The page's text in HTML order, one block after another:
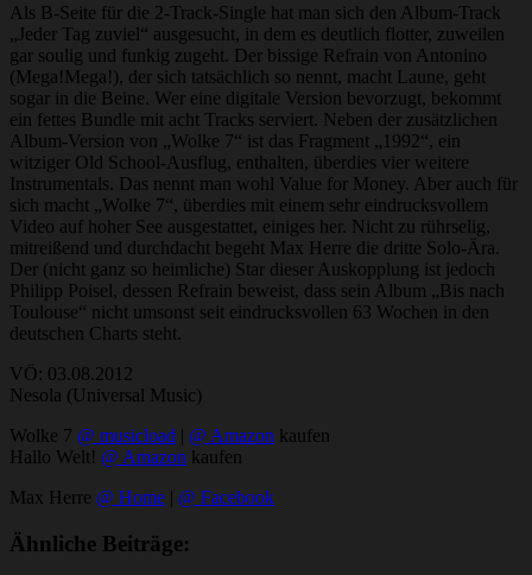
Als B-Seite für die 2-Track-Single hat man sich den Album-Track
„Jeder Tag zuviel“ ausgesucht, in dem es deutlich flotter, zuweilen
gar soulig und funkig zugeht. Der bissige Refrain von Antonino
(Mega!Mega!), der sich tatsächlich so nennt, macht Laune, geht
sogar in die Beine. Wer eine digitale Version bevorzugt, bekommt
ein fettes Bundle mit acht Tracks serviert. Neben der zusätzlichen
Album-Version von „Wolke 7“ ist das Fragment „1992“, ein
witziger Old School-Ausflug, enthalten, überdies vier weitere
Instrumentals. Das nennt man wohl Value for Money. Aber auch für
sich macht „Wolke 7“, überdies mit einem sehr eindrucksvollem
Video auf hoher See ausgestattet, einiges her. Nicht zu rührselig,
mitreißend und durchdacht begeht Max Herre die dritte Solo-Ära.
Der (nicht ganz so heimliche) Star dieser Auskopplung ist jedoch
Philipp Poisel, dessen Refrain beweist, dass sein Album „Bis nach
Toulouse“ nicht umsonst seit eindrucksvollen 63 Wochen in den
deutschen Charts steht.
VÖ: 03.08.2012
Nesola (Universal Music)
Wolke 7 @ musicload | @ Amazon kaufen
Hallo Welt! @ Amazon kaufen
Max Herre @ Home | @ Facebook
Ähnliche Beiträge: